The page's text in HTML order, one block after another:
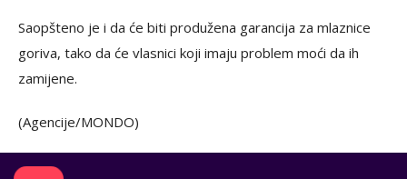
Saopšteno je i da će biti produžena garancija za mlaznice
goriva, tako da će vlasnici koji imaju problem moći da ih
zamijene.
(Agencije/MONDO)